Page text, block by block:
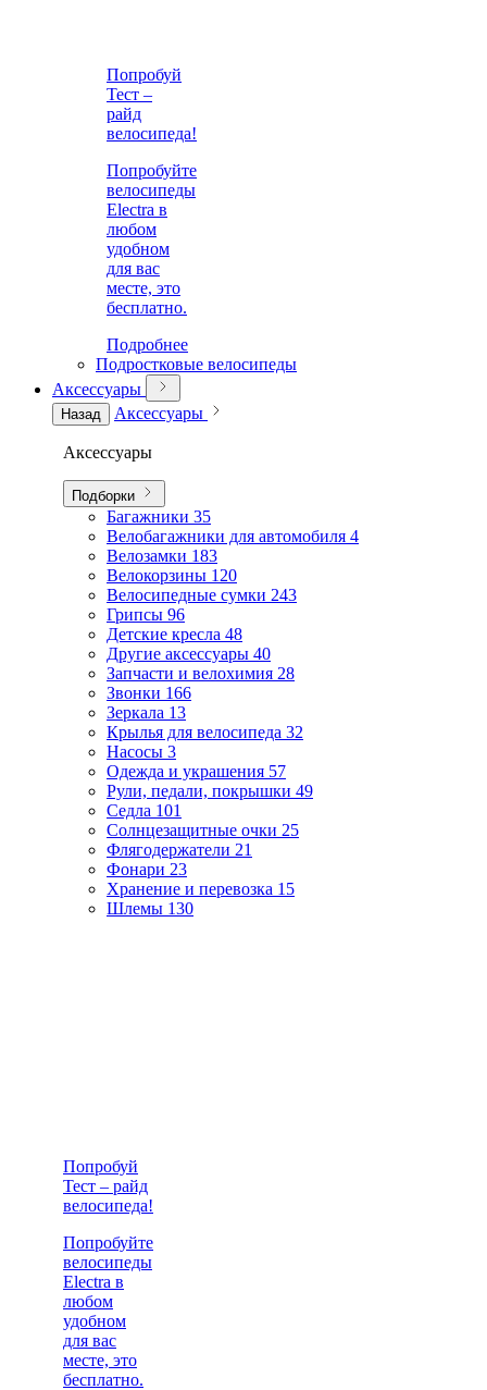
Попробуй
Тест –
райд
велосипеда!
Попробуйте
велосипеды
Electra в
любом
удобном
для вас
месте, это
бесплатно.
Подробнее
Подростковые велосипеды
Аксессуары
Назад Аксессуары
Аксессуары
Подборки
Багажники 35
Велобагажники для автомобиля 4
Велозамки 183
Велокорзины 120
Велосипедные сумки 243
Грипсы 96
Детские кресла 48
Другие аксессуары 40
Запчасти и велохимия 28
Звонки 166
Зеркала 13
Крылья для велосипеда 32
Насосы 3
Одежда и украшения 57
Рули, педали, покрышки 49
Седла 101
Солнцезащитные очки 25
Флягодержатели 21
Фонари 23
Хранение и перевозка 15
Шлемы 130
Попробуй
Тест – райд
велосипеда!
Попробуйте
велосипеды
Electra в
любом
удобном
для вас
месте, это
бесплатно.